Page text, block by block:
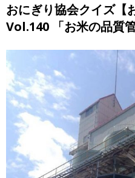
おにぎり協会クイズ【
Vol.140 「お米の品質管